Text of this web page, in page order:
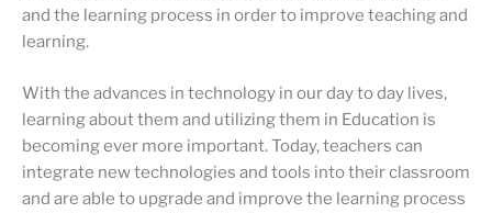
and the learning process in order to improve teaching and
learning.
With the advances in technology in our day to day lives,
learning about them and utilizing them in Education is
becoming ever more important. Today, teachers can
integrate new technologies and tools into their classroom
and are able to upgrade and improve the learning process